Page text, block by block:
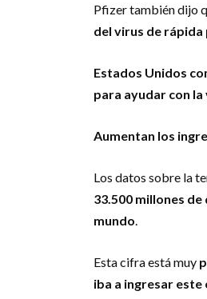
Pfizer también dijo
del virus de
Estados Unidos
para ayudar con
Aumentan los
Los datos sobre la
33.500 millones
mundo.
Esta cifra está muy
iba a ingresar este